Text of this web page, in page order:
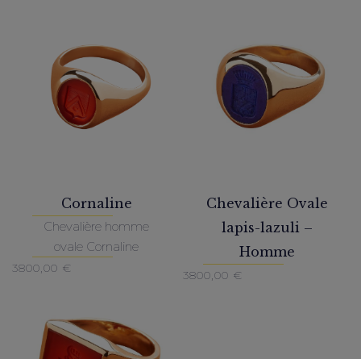
Cornaline
Chevalière homme
ovale Cornaline
3800,00 €
Chevalière Ovale
lapis-lazuli –
Homme
3800,00 €